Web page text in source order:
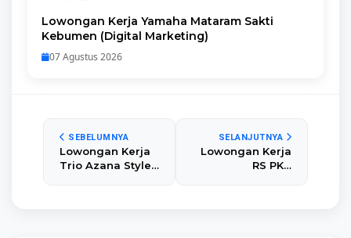
Lowongan Kerja Yamaha Mataram Sakti
Kebumen (Digital Marketing)
07 Agustus 2026
SEBELUMNYA
Lowongan Kerja
Trio Azana Style
SELANJUTNYA
Lowongan Kerja
RS PKU